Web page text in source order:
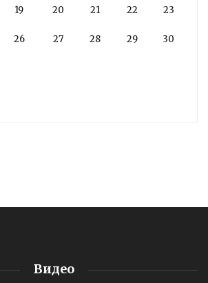
19 20 21 22 23
26 27 28 29 30
Видео